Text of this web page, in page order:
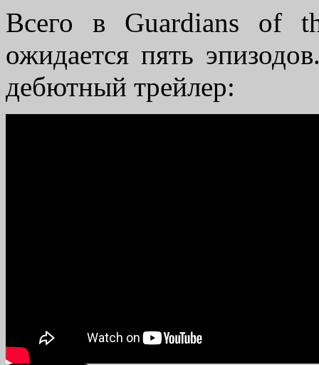
Всего в Guardians of
ожидается пять
дебютный трейлер: